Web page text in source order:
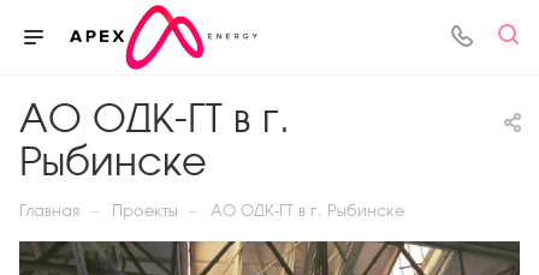
АО ОДК-ГТ в г.
Рыбинске
Главная — Проекты — АО ОДК-ГТ в г. Рыбинске